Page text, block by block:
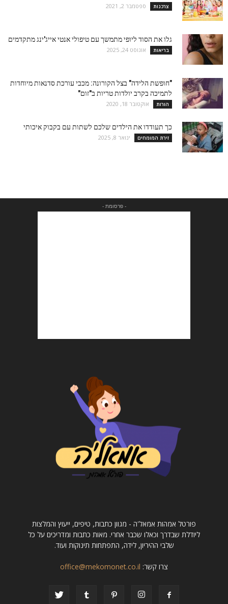
צרכנות ספטמבר 2, 2021
גלו את הסוד ליופי מתמשך עם טיפולי אנטי אייג'ינג מתקדמים
בריאות אוגוסט 24, 2025
"חופשת הלידה" בצל הקורונה: מכבי עורכת סדנאות מיוחדות
לתמיכה בקרב יולדות טריות ב"זום"
הורות אוקטובר 18, 2020
כך תעודדו את הילדים שלכם לשתות עם בקבוק איכותי
זירת המומחים ינואר 8, 2025
- פרסומת -
פורטל אמהות אמאל'ה - מגוון כתבות, טיפים, ייעוץ והמלצות
ליודלת שבדרך וכאלו שכבר אחרי. מאות כתבות ומדריכים על כל
שלבי ההיריון, לידה, התפתחות תינוקות ועוד.
צרו קשר: office@mekomonet.co.il